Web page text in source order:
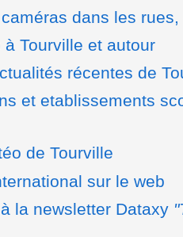
dans les
à Tourville et autour
récentes de
et etablissements
de Tourville
sur le web
la newsletter Dataxy